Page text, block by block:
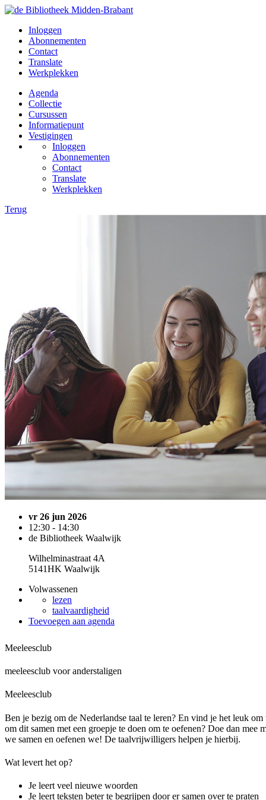
Inloggen
Abonnementen
Contact
Translate
Werkplekken
Agenda
Collectie
Cursussen
Informatiepunt
Vestigingen
Inloggen
Abonnementen
Contact
Translate
Werkplekken
Terug
vr 26 jun 2026
12:30 - 14:30
de Bibliotheek Waalwijk
Wilhelminastraat 4A
5141HK Waalwijk
Volwassenen
lezen
taalvaardigheid
Toevoegen aan agenda
Meeleesclub
meeleesclub voor anderstaligen
Meeleesclub
Ben je bezig om de Nederlandse taal te leren? En vind je het leuk
om dit samen met een groepje te doen om te oefenen? Doe dan mee
we samen en oefenen we! De taalvrijwilligers helpen je hierbij.
Wat levert het op?
Je leert veel nieuwe woorden
Je leert teksten beter te begrijpen door er samen over te praten